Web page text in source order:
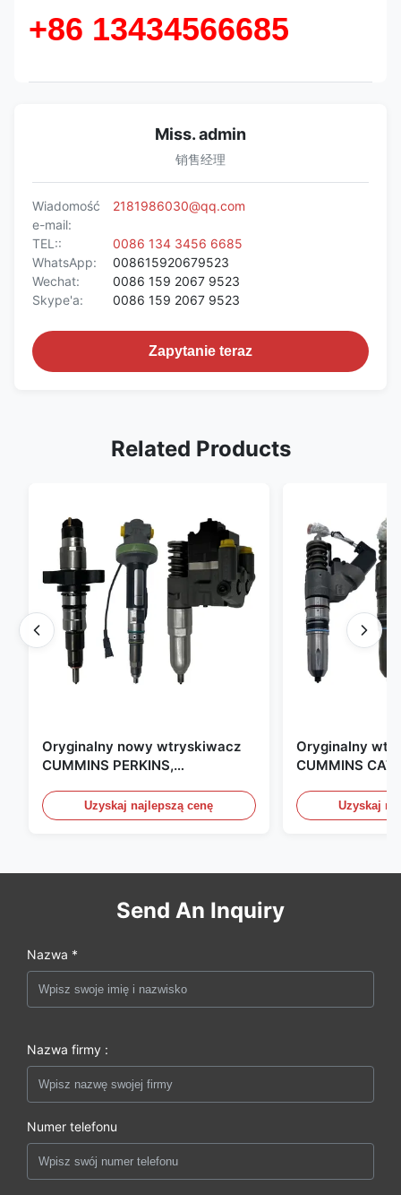
+86 13434566685
Miss. admin
销售经理
Wiadomość
e-mail:
2181986030@qq.com
TEL::
0086 134 3456 6685
WhatsApp:
008615920679523
Wechat:
0086 159 2067 9523
Skype'a:
0086 159 2067 9523
Zapytanie teraz
Related Products
Oryginalny nowy wtryskiwacz
CUMMINS PERKINS,
CAT, CUMMINS, Pkerins Dealer,
wszystko jest oryginalnie nowe
Uzyskaj najlepszą cenę
Oryginalny
CUMMINS CAT
Zjednoczonych.
Uzyskaj
Send An Inquiry
Nazwa *
Nazwa firmy :
Numer telefonu